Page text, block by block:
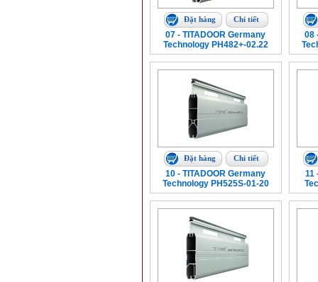
Đặt hàng Chi tiết
07 - TITADOOR Germany
Technology PH482+-02.22
08
Đặt hàng Chi tiết
10 - TITADOOR Germany
Technology PH525S-01-20
11